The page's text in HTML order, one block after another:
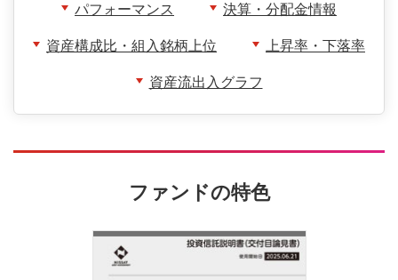
パフォーマンス 決算・分配金情報
資産構成比・組入銘柄上位 上昇率・下落率
資産流出入グラフ
ファンドの特色